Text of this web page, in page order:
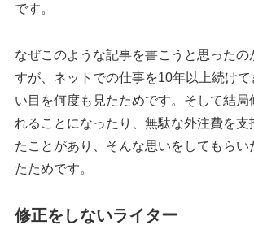
です。
なぜこのような記事を書こうと思ったの
すが、ネットでの仕事を10年以上続け
い目を何度も見たためです。そして結局
れることになったり、無駄な外注費を支
たことがあり、そんな思いをしてもらい
たためです。
修正をしないライター